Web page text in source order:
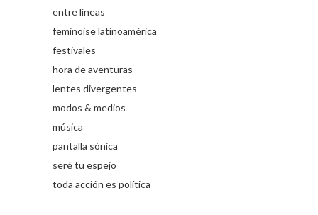
entre líneas
feminoise latinoamérica
festivales
hora de aventuras
lentes divergentes
modos & medios
música
pantalla sónica
seré tu espejo
toda acción es política